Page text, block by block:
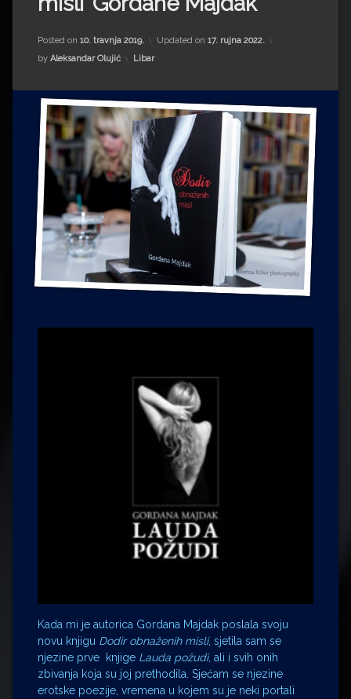
Impressum
Milenko Strižak
Drugi autori
Drugi autori
Ljiljana Lekanić-Kljaić
Željko Krznarić
Mario Lovreković
Miroslav Šantek
Posted on 10. travnja 2019. Updated on 17. rujna 2022.
by Aleksandar Olujić Kategorije:
Libar
Kada mi je autorica Gordana Majdak poslala svoju
novu knjigu Dodir obnaženih misli, sjetila sam se
njezine prve knjige Lauda požudi, ali i svih onih
zbivanja koja su joj prethodila. Sjećam se njezine
erotske poezije, vremena u kojem su je neki portali